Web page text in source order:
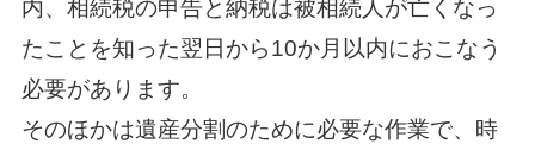
内、相続税の申告と納税は被相続人が亡くなっ
たことを知った翌日から10か月以内におこなう
必要があります。
そのほかは遺産分割のために必要な作業で、時